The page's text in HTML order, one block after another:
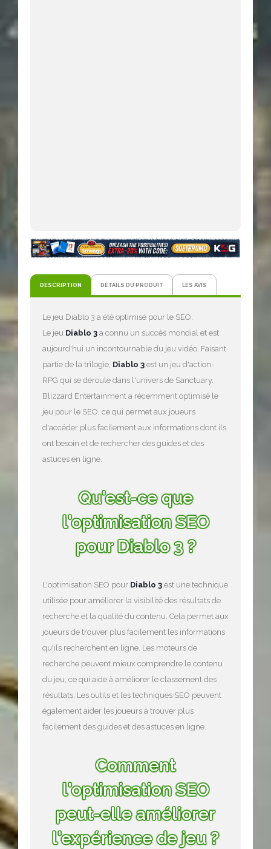
DESCRIPTION DÉTAILS DU PRODUIT LES AVIS
Le jeu Diablo 3 a été optimisé pour le SEO.
Le jeu Diablo 3 a connu un succès mondial et est
aujourd'hui un incontournable du jeu vidéo. Faisant
partie de la trilogie, Diablo 3 est un jeu d'action-
RPG qui se déroule dans l'univers de Sanctuary.
Blizzard Entertainment a récemment optimisé le
jeu pour le SEO, ce qui permet aux joueurs
d'accéder plus facilement aux informations dont ils
ont besoin et de rechercher des guides et des
astuces en ligne.
Qu'est-ce que
l'optimisation SEO
pour Diablo 3 ?
L'optimisation SEO pour Diablo 3 est une technique
utilisée pour améliorer la visibilité des résultats de
recherche et la qualité du contenu. Cela permet aux
joueurs de trouver plus facilement les informations
qu'ils recherchent en ligne. Les moteurs de
recherche peuvent mieux comprendre le contenu
du jeu, ce qui aide à améliorer le classement des
résultats. Les outils et les techniques SEO peuvent
également aider les joueurs à trouver plus
facilement des guides et des astuces en ligne.
Comment
l'optimisation SEO
peut-elle améliorer
l'expérience de jeu ?